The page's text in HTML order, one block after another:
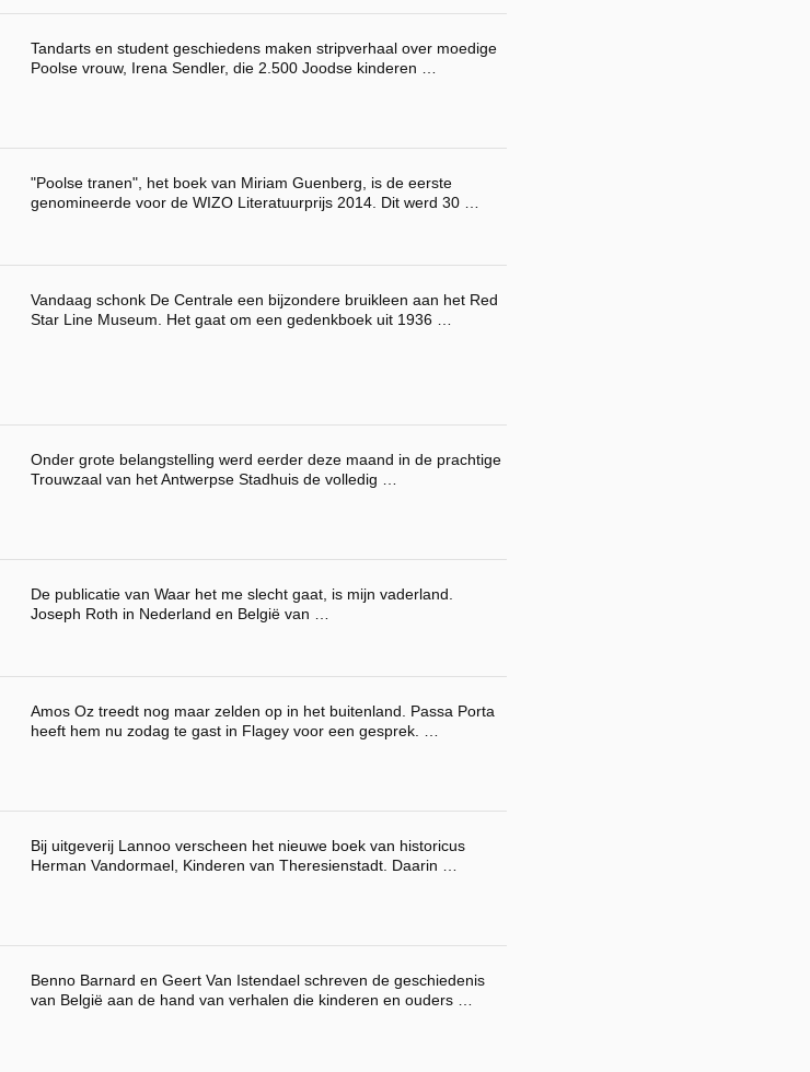
Tandarts en student geschiedens maken stripverhaal over moedige
Poolse vrouw, Irena Sendler, die 2.500 Joodse kinderen …
"Poolse tranen", het boek van Miriam Guenberg, is de eerste
genomineerde voor de WIZO Literatuurprijs 2014. Dit werd 30 …
Vandaag schonk De Centrale een bijzondere bruikleen aan het Red
Star Line Museum. Het gaat om een gedenkboek uit 1936 …
Onder grote belangstelling werd eerder deze maand in de prachtige
Trouwzaal van het Antwerpse Stadhuis de volledig …
De publicatie van Waar het me slecht gaat, is mijn vaderland.
Joseph Roth in Nederland en België van …
Amos Oz treedt nog maar zelden op in het buitenland. Passa Porta
heeft hem nu zodag te gast in Flagey voor een gesprek. …
Bij uitgeverij Lannoo verscheen het nieuwe boek van historicus
Herman Vandormael, Kinderen van Theresienstadt. Daarin …
Benno Barnard en Geert Van Istendael schreven de geschiedenis
van België aan de hand van verhalen die kinderen en ouders …